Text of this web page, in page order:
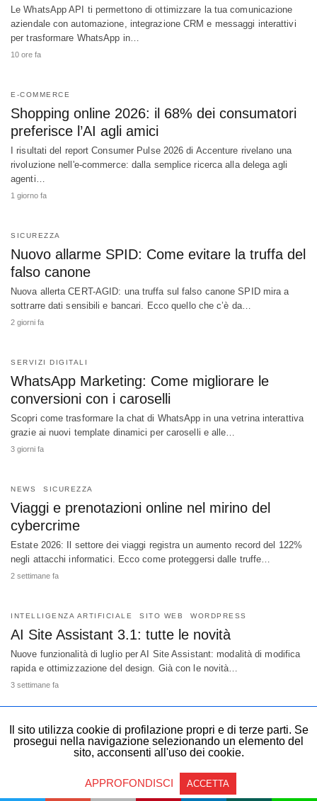
Le WhatsApp API ti permettono di ottimizzare la tua comunicazione
aziendale con automazione, integrazione CRM e messaggi interattivi
per trasformare WhatsApp in…
10 ore fa
E-COMMERCE
Shopping online 2026: il 68% dei consumatori
preferisce l’AI agli amici
I risultati del report Consumer Pulse 2026 di Accenture rivelano una
rivoluzione nell'e-commerce: dalla semplice ricerca alla delega agli
agenti…
1 giorno fa
SICUREZZA
Nuovo allarme SPID: Come evitare la truffa del
falso canone
Nuova allerta CERT-AGID: una truffa sul falso canone SPID mira a
sottrarre dati sensibili e bancari. Ecco quello che c’è da…
2 giorni fa
SERVIZI DIGITALI
WhatsApp Marketing: Come migliorare le
conversioni con i caroselli
Scopri come trasformare la chat di WhatsApp in una vetrina interattiva
grazie ai nuovi template dinamici per caroselli e alle…
3 giorni fa
NEWS SICUREZZA
Viaggi e prenotazioni online nel mirino del
cybercrime
Estate 2026: Il settore dei viaggi registra un aumento record del 122%
negli attacchi informatici. Ecco come proteggersi dalle truffe…
2 settimane fa
INTELLIGENZA ARTIFICIALE SITO WEB WORDPRESS
AI Site Assistant 3.1: tutte le novità
Nuove funzionalità di luglio per AI Site Assistant: modalità di modifica
rapida e ottimizzazione del design. Già con le novità…
3 settimane fa
Il sito utilizza cookie di profilazione propri e di terze parti. Se
prosegui nella navigazione selezionando un elemento del
sito, acconsenti all'uso dei cookie.
APPROFONDISCI ACCETTA